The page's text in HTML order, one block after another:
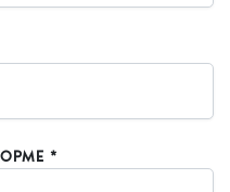
*